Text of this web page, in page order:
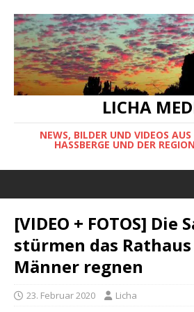
LICHA
NEWS, BILDER UND VIDEOS
HASSBERGE UND DER
[VIDEO + FOTOS] Die
stürmen das
Männer regnen
23. Februar 2020 Licha